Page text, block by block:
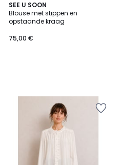
SEE U SOON
Blouse met stippen en
opstaande kraag
75,00 €